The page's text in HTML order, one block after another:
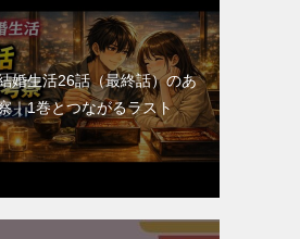
婚生活26話（最終話）のあ
｜1巻とつながるラスト